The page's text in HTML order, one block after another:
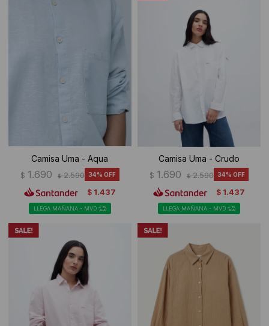
Camisa Uma - Aqua
$ 1.690 $ 2.590 34
$ 1.437
LLEGA MAÑANA - MVD
Camisa Uma - Crudo
$ 1.690 $ 2.590 34
$ 1.437
LLEGA MAÑANA - MVD